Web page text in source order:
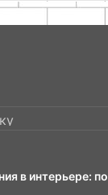
в интерьере: